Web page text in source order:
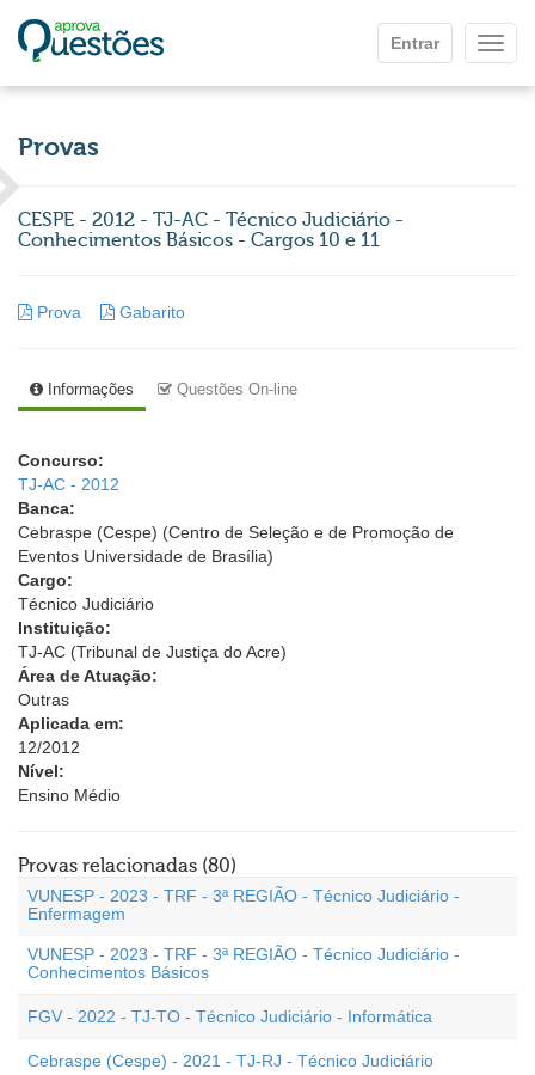
Entrar
Provas
CESPE - 2012 - TJ-AC - Técnico Judiciário -
Conhecimentos Básicos - Cargos 10 e 11
Prova Gabarito
Informações Questões On-line
Concurso:
TJ-AC - 2012
Banca:
Cebraspe (Cespe) (Centro de Seleção e de Promoção de
Eventos Universidade de Brasília)
Cargo:
Técnico Judiciário
Instituição:
TJ-AC (Tribunal de Justiça do Acre)
Área de Atuação:
Outras
Aplicada em:
12/2012
Nível:
Ensino Médio
Provas relacionadas (80)
VUNESP - 2023 - TRF - 3ª REGIÃO - Técnico Judiciário -
Enfermagem
VUNESP - 2023 - TRF - 3ª REGIÃO - Técnico Judiciário -
Conhecimentos Básicos
FGV - 2022 - TJ-TO - Técnico Judiciário - Informática
Cebraspe (Cespe) - 2021 - TJ-RJ - Técnico Judiciário